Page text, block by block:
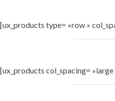
[ux_products type= »row »
[ux_products col_spacing=